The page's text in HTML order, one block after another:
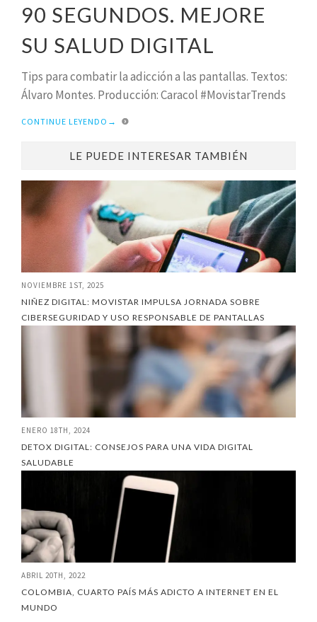
90 SEGUNDOS. MEJORE
SU SALUD DIGITAL
Tips para combatir la adicción a las pantallas. Textos:
Álvaro Montes. Producción: Caracol #MovistarTrends
CONTINUE LEYENDO →
LE PUEDE INTERESAR TAMBIÉN
NOVIEMBRE 1ST, 2025
NIÑEZ DIGITAL: MOVISTAR IMPULSA JORNADA SOBRE
CIBERSEGURIDAD Y USO RESPONSABLE DE PANTALLAS
ENERO 18TH, 2024
DETOX DIGITAL: CONSEJOS PARA UNA VIDA DIGITAL
SALUDABLE
ABRIL 20TH, 2022
COLOMBIA, CUARTO PAÍS MÁS ADICTO A INTERNET EN EL
MUNDO